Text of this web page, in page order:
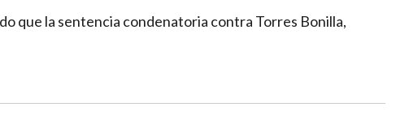
que la sentencia condenatoria contra Torres Bonilla,